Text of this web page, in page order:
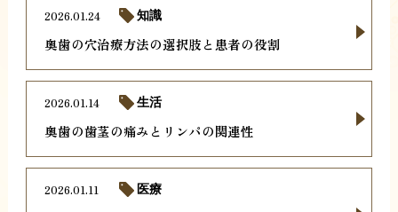
奥歯の穴治療方法の選択肢と患者の役割
2026.01.24 知識
奥歯の歯茎の痛みとリンパの関連性
2026.01.14 生活
2026.01.11 医療